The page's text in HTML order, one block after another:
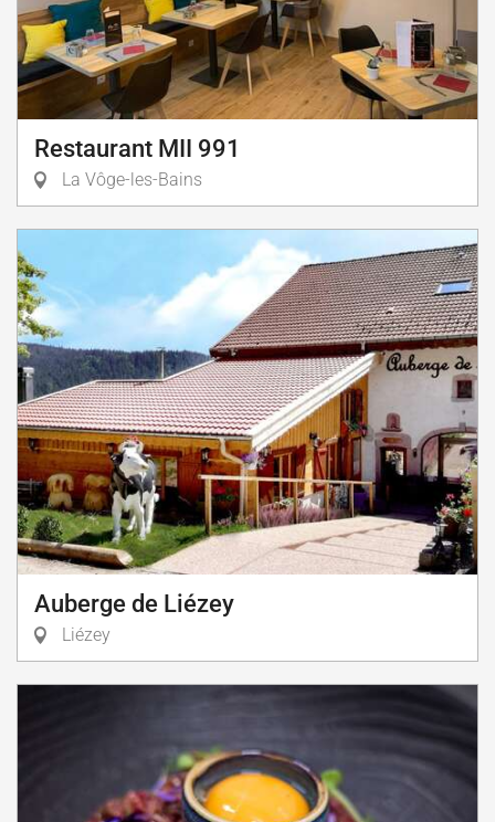
Restaurant MII 991
La Vôge-les-Bains
Auberge de Liézey
Liézey